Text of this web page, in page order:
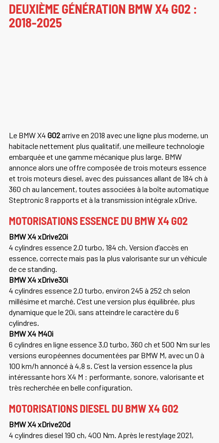
DEUXIÈME GÉNÉRATION BMW X4 G02 :
2018-2025
Le BMW X4 G02arrive en 2018 avec une ligne plus moderne, un
habitacle nettement plus qualitatif, une meilleure technologie
embarquée et une gamme mécanique plus large. BMW
annonce alors une offre composée de trois moteurs essence
et trois moteurs diesel, avec des puissances allant de 184 ch à
360 ch au lancement, toutes associées à la boîte automatique
Steptronic 8 rapports et à la transmission intégrale xDrive.
MOTORISATIONS ESSENCE DU BMW X4 G02
BMW X4 xDrive20i
4 cylindres essence 2.0 turbo, 184 ch. Version d’accès en
essence, correcte mais pas la plus valorisante sur un véhicule
de ce standing.
BMW X4 xDrive30i
4 cylindres essence 2.0 turbo, environ 245 à 252 ch selon
millésime et marché. C’est une version plus équilibrée, plus
dynamique que le 20i, sans atteindre le caractère du 6
cylindres.
BMW X4 M40i
6 cylindres en ligne essence 3.0 turbo, 360 ch et 500 Nm sur les
versions européennes documentées par BMW M, avec un 0 à
100 km/h annoncé à 4,8 s. C’est la version essence la plus
intéressante hors X4 M : performante, sonore, valorisante et
très recherchée en belle configuration.
MOTORISATIONS DIESEL DU BMW X4 G02
BMW X4 xDrive20d
4 cylindres diesel 190 ch, 400 Nm. Après le restylage 2021,